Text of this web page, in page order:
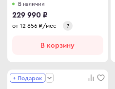
В наличии
229 990 ₽
от 12 856 ₽/мес ?
В корзину
+ Подарок